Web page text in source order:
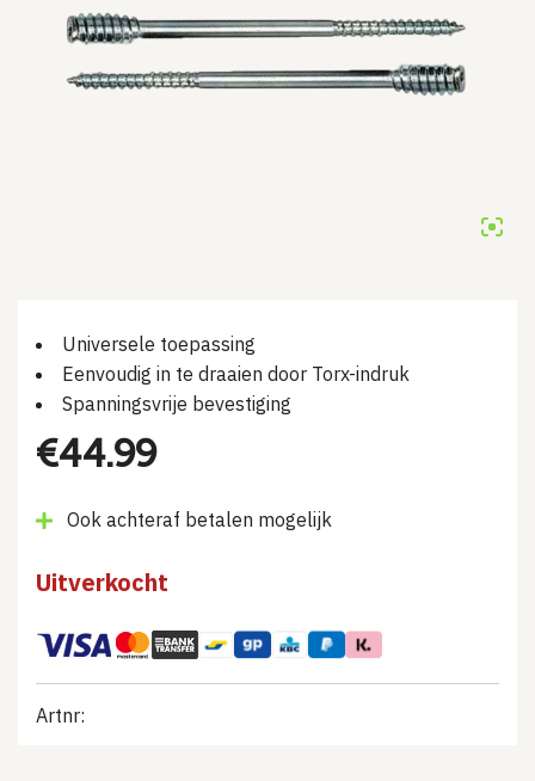
Universele toepassing
Eenvoudig in te draaien door Torx-indruk
Spanningsvrije bevestiging
€44.99
Ook achteraf betalen mogelijk
Uitverkocht
Artnr: